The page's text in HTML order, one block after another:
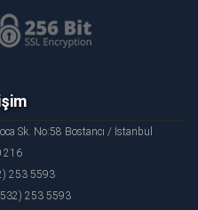
Sk. No:58 Bostancı / İstanbul
216
253 5593
253 5593